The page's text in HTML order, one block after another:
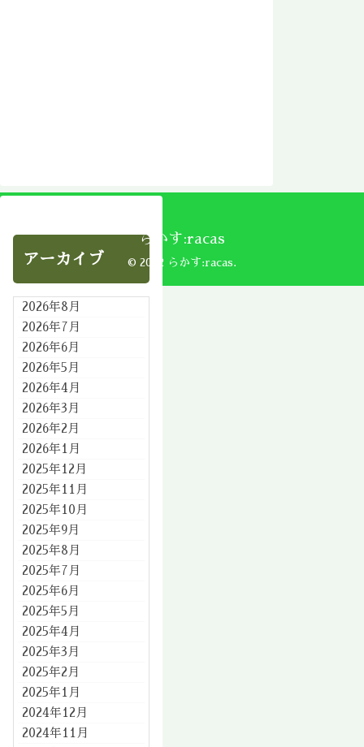
アーカイブ
2026年8月
2026年7月
2026年6月
2026年5月
2026年4月
2026年3月
2026年2月
2026年1月
2025年12月
2025年11月
2025年10月
2025年9月
2025年8月
2025年7月
2025年6月
2025年5月
2025年4月
2025年3月
2025年2月
2025年1月
2024年12月
2024年11月
らかす:racas
© 2002 らかす:racas.